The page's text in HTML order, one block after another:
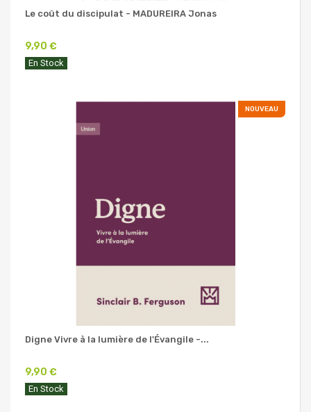
Le coût du discipulat - MADUREIRA Jonas
9,90 €
En Stock
NOUVEAU
Digne Vivre à la lumière de l'Évangile -...
9,90 €
En Stock